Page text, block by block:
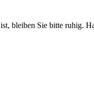
bleiben Sie bitte ruhig.